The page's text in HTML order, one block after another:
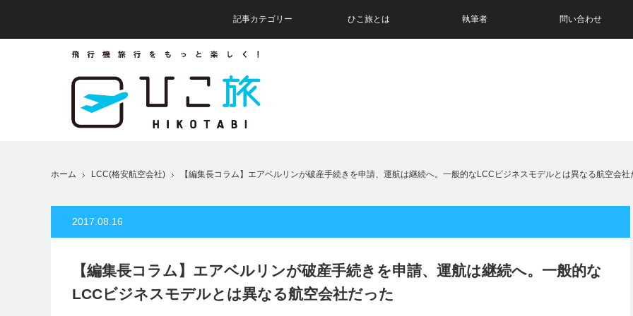
記事カテゴリー ひこ旅とは 執筆者 問い合わせ
ホーム LCC(格安航空会社) 【編集長コラム】エアベルリンが破産手続きを申請、運航は継続へ。一般的なLCCビジネスモデルとは異なる航空会社
2017.08.16
【編集長コラム】エアベルリンが破産手続きを申請、運航は継続へ。一般的な
LCCビジネスモデルとは異なる航空会社だった